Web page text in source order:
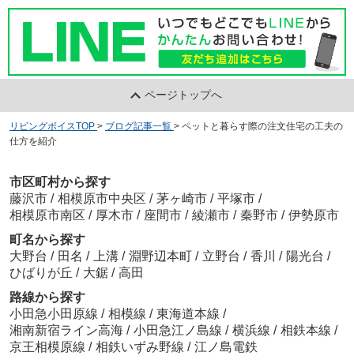
ページトップへ
リビングボイスTOP > ブログ記事一覧 > ペットと暮らす際の注文住宅の工夫の
仕方を紹介
市区町村から探す
藤沢市 / 相模原市中央区 / 茅ヶ崎市 / 平塚市 /
相模原市南区 / 厚木市 / 座間市 / 綾瀬市 / 秦野市 / 伊勢原市
町名から探す
大野台 / 田名 / 上溝 / 淵野辺本町 / 立野台 / 香川 / 陽光台 /
ひばりが丘 / 大鋸 / 高田
路線から探す
小田急小田原線 / 相模線 / 東海道本線 /
湘南新宿ライン高海 / 小田急江ノ島線 / 横浜線 / 相鉄本線 /
京王相模原線 / 相鉄いずみ野線 / 江ノ島電鉄